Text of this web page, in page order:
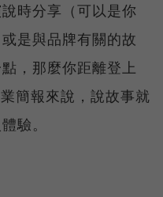
時分享（可以是你
是與品牌有關的故
，那麼你距離登上
簡報來說，說故事就
驗。